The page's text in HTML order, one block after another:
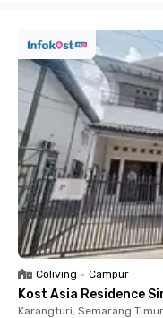
Coliving • Campur
Kost Asia Residence
Karangturi, Semarang Timur